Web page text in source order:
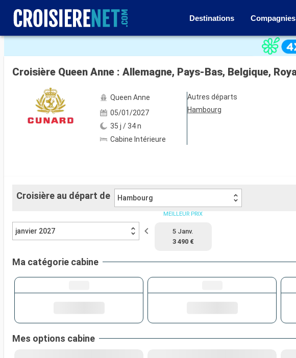
Destinations Compagnies
Voir les 42 autres photos
Queen Anne
05/01/2027
35 j / 34 n
Cabine Intérieure
Autres départs
Hambourg
Croisière au départ de Hambourg
janvier 2027
MEILLEUR PRIX
5 Janv.
3 490 €
Ma catégorie cabine
Mes options cabine